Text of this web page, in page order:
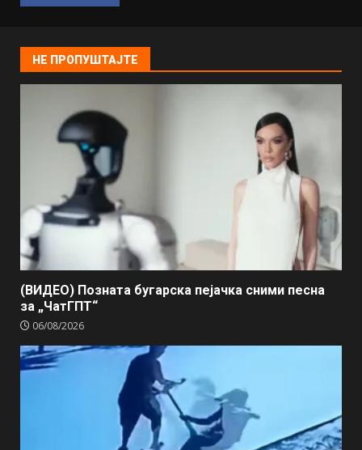
НЕ ПРОПУШТАЈТЕ
(ВИДЕО) Позната бугарска пејачка сними песна
за „ЧатГПТ“
06/08/2026